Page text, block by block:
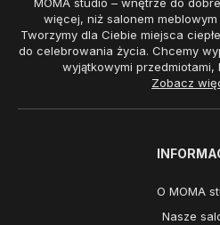
MOMA studio – wnętrze do
więcej, niż salonem
Tworzymy dla Ciebie miejsca
do celebrowania życia. Chcemy
wyjątkowymi przedmiotami,
Zobacz
O MOMA
Nasze